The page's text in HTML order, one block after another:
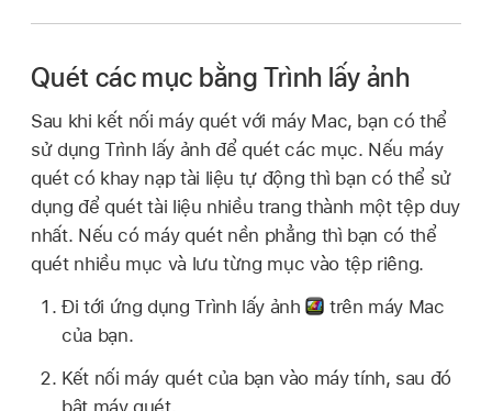
Quét các mục bằng Trình lấy ảnh
Sau khi kết nối máy quét với máy Mac, bạn có thể
sử dụng Trình lấy ảnh để quét các mục. Nếu máy
quét có khay nạp tài liệu tự động thì bạn có thể sử
dụng để quét tài liệu nhiều trang thành một tệp duy
nhất. Nếu có máy quét nền phẳng thì bạn có thể
quét nhiều mục và lưu từng mục vào tệp riêng.
Đi tới ứng dụng Trình lấy ảnh
trên máy Mac
của bạn.
Kết nối máy quét của bạn vào máy tính, sau đó
bật máy quét.